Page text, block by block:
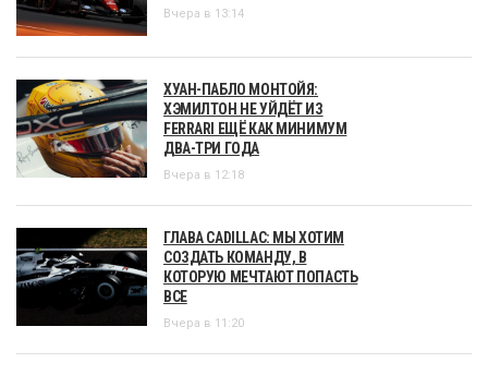
Вчера в 13:14
ХУАН-ПАБЛО МОНТОЙЯ:
ХЭМИЛТОН НЕ УЙДЁТ ИЗ
FERRARI ЕЩЁ КАК МИНИМУМ
ДВА-ТРИ ГОДА
Вчера в 12:18
ГЛАВА CADILLAC: МЫ ХОТИМ
СОЗДАТЬ КОМАНДУ, В
КОТОРУЮ МЕЧТАЮТ ПОПАСТЬ
ВСЕ
Вчера в 11:20